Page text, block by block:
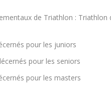
de Triathlon : Triathlon
pour les juniors
pour les seniors
pour les masters